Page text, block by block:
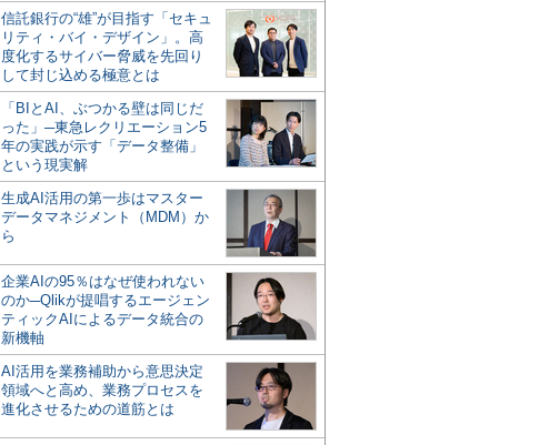
信託銀行の“雄”が目指す「セキュ
リティ・バイ・デザイン」。高
度化するサイバー脅威を先回り
して封じ込める極意とは
「BIとAI、ぶつかる壁は同じだ
った」─東急レクリエーション5
年の実践が示す「データ整備」
という現実解
生成AI活用の第一歩はマスター
データマネジメント（MDM）か
ら
企業AIの95％はなぜ使われない
のか─Qlikが提唱するエージェン
ティックAIによるデータ統合の
新機軸
AI活用を業務補助から意思決定
領域へと高め、業務プロセスを
進化させるための道筋とは